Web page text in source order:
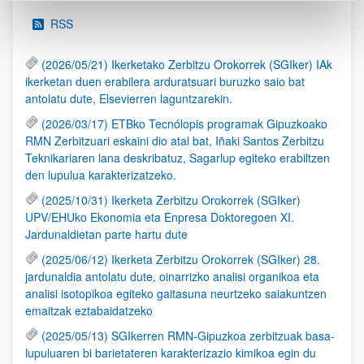
RSS
(2026/05/21) Ikerketako Zerbitzu Orokorrek (SGIker) IAk
ikerketan duen erabilera arduratsuari buruzko saio bat
antolatu dute, Elsevierren laguntzarekin.
(2026/03/17) ETBko Tecnólopis programak Gipuzkoako
RMN Zerbitzuari eskaini dio atal bat, Iñaki Santos Zerbitzu
Teknikariaren lana deskribatuz, Sagarlup egiteko erabiltzen
den lupulua karakterizatzeko.
(2025/10/31) Ikerketa Zerbitzu Orokorrek (SGIker)
UPV/EHUko Ekonomia eta Enpresa Doktoregoen XI.
Jardunaldietan parte hartu dute
(2025/06/12) Ikerketa Zerbitzu Orokorrek (SGIker) 28.
jardunaldia antolatu dute, oinarrizko analisi organikoa eta
analisi isotopikoa egiteko gaitasuna neurtzeko saiakuntzen
emaitzak eztabaidatzeko
(2025/05/13) SGIkerren RMN-Gipuzkoa zerbitzuak basa-
lupuluaren bi barietateren karakterizazio kimikoa egin du